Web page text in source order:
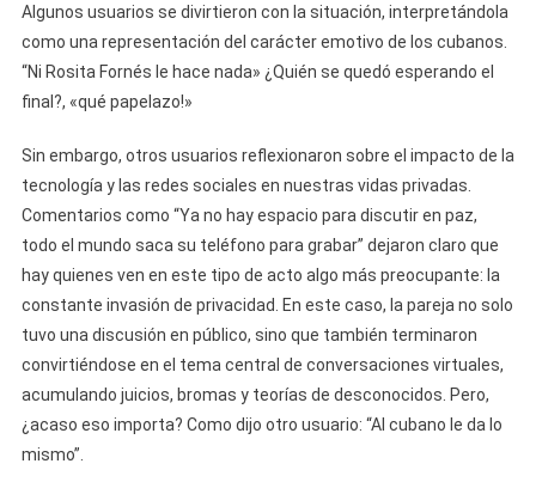
Algunos usuarios se divirtieron con la situación, interpretándola
como una representación del carácter emotivo de los cubanos.
“Ni Rosita Fornés le hace nada» ¿Quién se quedó esperando el
final?, «qué papelazo!»
Sin embargo, otros usuarios reflexionaron sobre el impacto de la
tecnología y las redes sociales en nuestras vidas privadas.
Comentarios como “Ya no hay espacio para discutir en paz,
todo el mundo saca su teléfono para grabar” dejaron claro que
hay quienes ven en este tipo de acto algo más preocupante: la
constante invasión de privacidad. En este caso, la pareja no solo
tuvo una discusión en público, sino que también terminaron
convirtiéndose en el tema central de conversaciones virtuales,
acumulando juicios, bromas y teorías de desconocidos. Pero,
¿acaso eso importa? Como dijo otro usuario: “Al cubano le da lo
mismo”.